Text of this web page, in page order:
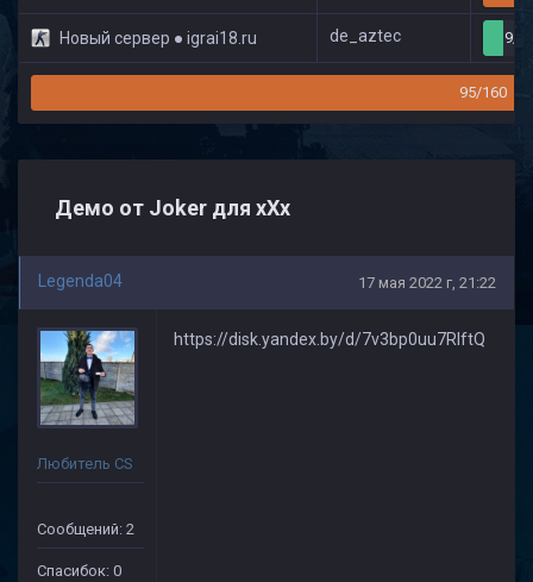
Новый сервер ● igrai18.ru de_aztec 9/
95/160
Демо от Joker для хХх
Legenda04 17 мая 2022 г, 21:22
Любитель CS
Сообщений: 2
Спасибок: 0
https://disk.yandex.by/d/7v3bp0uu7RIftQ